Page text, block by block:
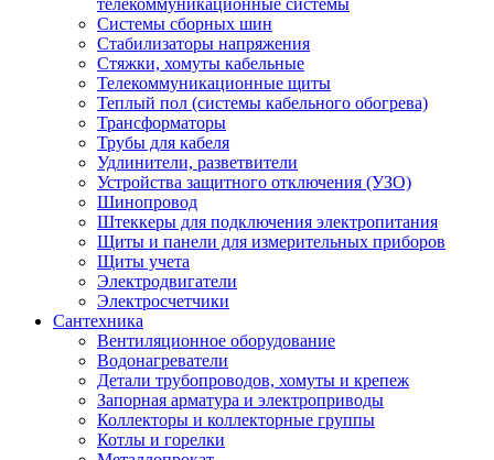
Системы сборных шин
Стабилизаторы напряжения
Стяжки, хомуты кабельные
Телекоммуникационные щиты
Теплый пол (системы кабельного обогрева)
Трансформаторы
Трубы для кабеля
Удлинители, разветвители
Устройства защитного отключения (УЗО)
Шинопровод
Штеккеры для подключения электропитания
Щиты и панели для измерительных приборов
Щиты учета
Электродвигатели
Электросчетчики
Сантехника
Вентиляционное оборудование
Водонагреватели
Детали трубопроводов, хомуты и крепеж
Запорная арматура и электроприводы
Коллекторы и коллекторные группы
Котлы и горелки